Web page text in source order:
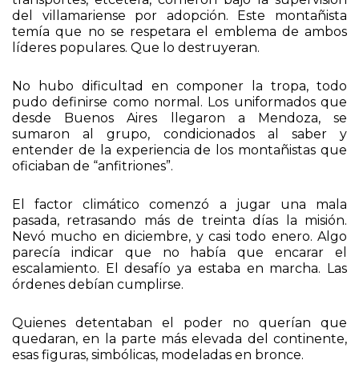
Los preparativos de la organización, acercamiento,
transportes, etcétera, corrieron bajo la supervisión
del villamariense por adopción. Este montañista
temía que no se respetara el emblema de ambos
No hubo dificultad en componer la tropa, todo
pudo definirse como normal. Los uniformados que
desde Buenos Aires llegaron a Mendoza, se
sumaron al grupo, condicionados al saber y
entender de la experiencia de los montañistas que
El factor climático comenzó a jugar una mala
pasada, retrasando más de treinta días la misión.
Nevó mucho en diciembre, y casi todo enero. Algo
parecía indicar que no había que encarar el
escalamiento. El desafío ya estaba en marcha. Las
Quienes detentaban el poder no querían que
quedaran, en la parte más elevada del continente,